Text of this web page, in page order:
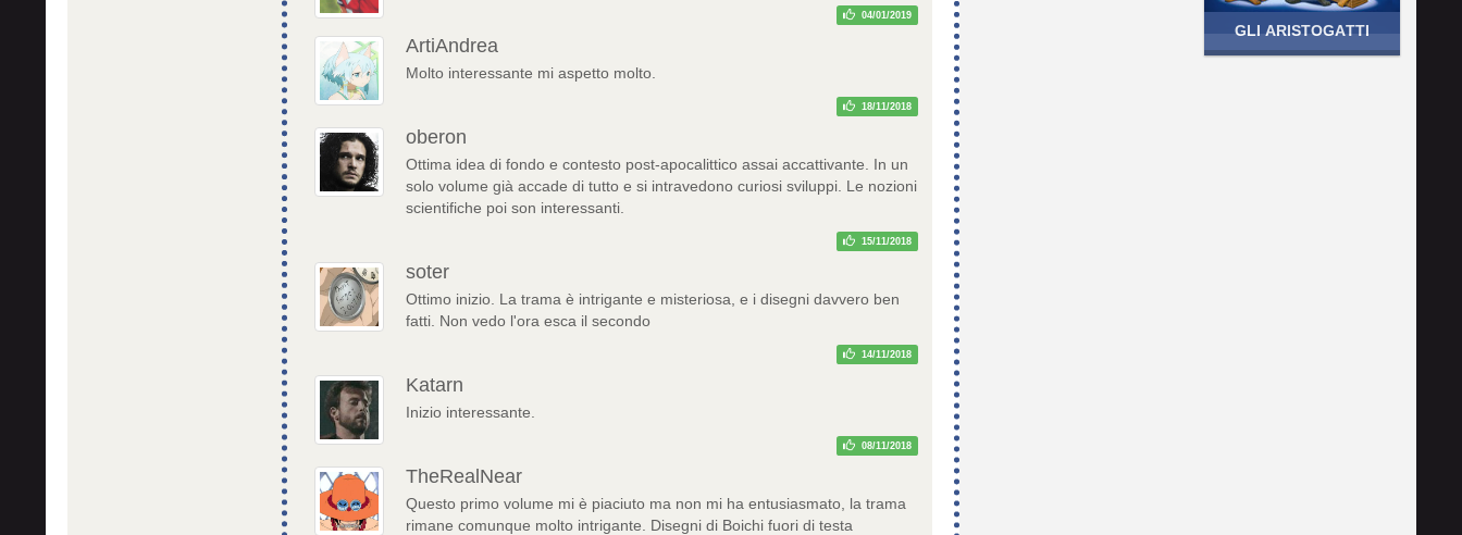
04/01/2019
ArtiAndrea
Molto interessante mi aspetto molto.
18/11/2018
oberon
Ottima idea di fondo e contesto post-apocalittico assai accattivante. In un
solo volume già accade di tutto e si intravedono curiosi sviluppi. Le nozioni
scientifiche poi son interessanti.
15/11/2018
soter
Ottimo inizio. La trama è intrigante e misteriosa, e i disegni davvero ben
fatti. Non vedo l'ora esca il secondo
14/11/2018
Katarn
Inizio interessante.
08/11/2018
TheRealNear
Questo primo volume mi è piaciuto ma non mi ha entusiasmato, la trama
rimane comunque molto intrigante. Disegni di Boichi fuori di testa
GLI ARISTOGATTI